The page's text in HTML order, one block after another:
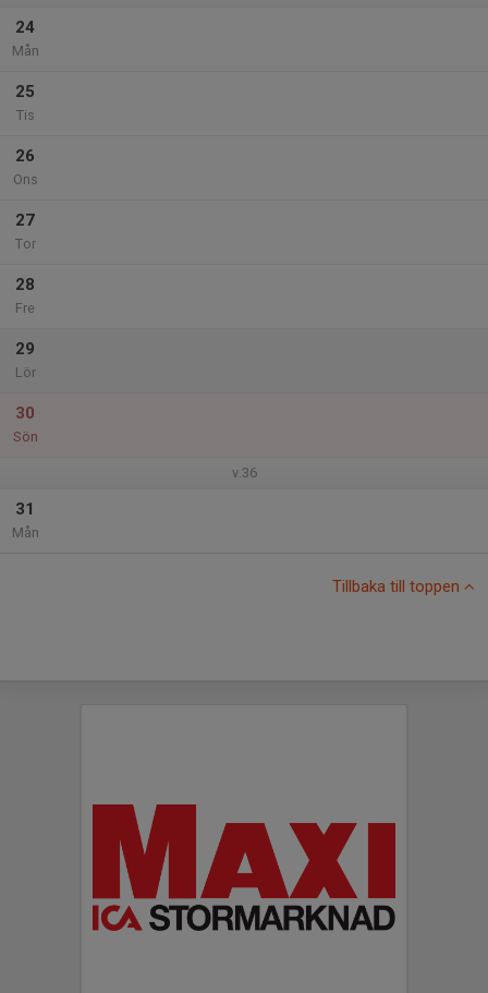
24
Mån
25
Tis
26
Ons
27
Tor
28
Fre
29
Lör
30
Sön
v.36
31
Mån
Tillbaka till toppen